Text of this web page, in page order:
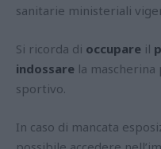
sanitarie ministeriali
Si ricorda di occupare il
indossare la
sportivo.
In caso di mancata